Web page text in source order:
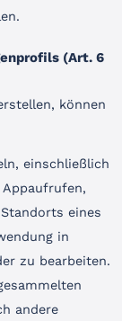
(Art. 6
können
einschließlich
eines
in
zu bearbeiten.
andere